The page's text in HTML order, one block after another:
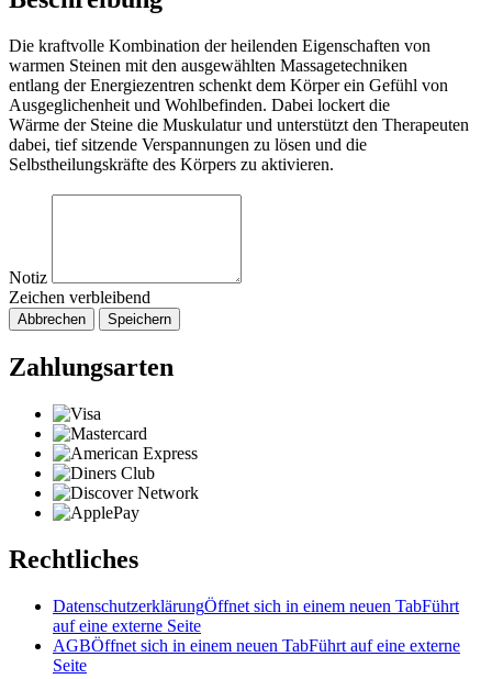
Die kraftvolle Kombination der heilenden Eigenschaften von
warmen Steinen mit den ausgewählten Massagetechniken
entlang der Energiezentren schenkt dem Körper ein Gefühl von
Ausgeglichenheit und Wohlbefinden. Dabei lockert die
Wärme der Steine die Muskulatur und unterstützt den Therapeuten
dabei, tief sitzende Verspannungen zu lösen und die
Selbstheilungskräfte des Körpers zu aktivieren.
Notiz
Zeichen verbleibend
Abbrechen Speichern
Zahlungsarten
Rechtliches
DatenschutzerklärungÖffnet sich in einem neuen TabFührt
auf eine externe Seite
AGBÖffnet sich in einem neuen TabFührt auf eine externe
Seite